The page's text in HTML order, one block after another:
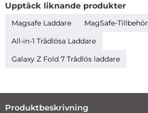
Upptäck liknande produkter
Magsafe Laddare
MagSafe-Tillbehör
All-in-1 Trådlösa Laddare
Galaxy Z Fold 7 Trådlös laddare
Produktbeskrivning